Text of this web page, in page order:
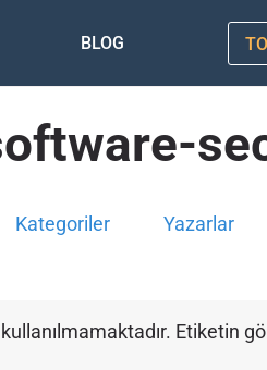
BLOG
Kategoriler Yazarlar